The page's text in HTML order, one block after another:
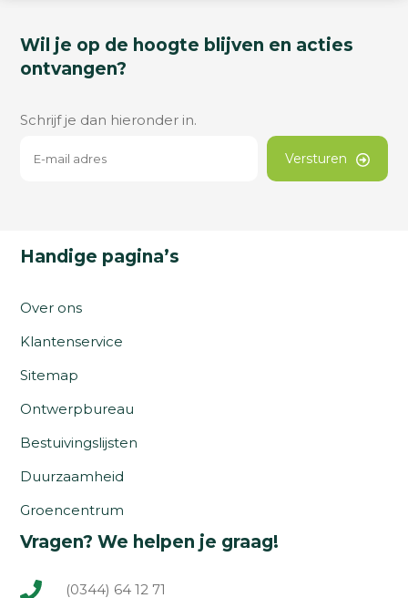
Wil je op de hoogte blijven en acties
ontvangen?
Schrijf je dan hieronder in.
Versturen
Handige pagina’s
Over ons
Klantenservice
Sitemap
Ontwerpbureau
Bestuivingslijsten
Duurzaamheid
Groencentrum
Vragen? We helpen je graag!
(0344) 64 12 71